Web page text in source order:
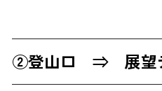
②登山口 ⇒ 展望